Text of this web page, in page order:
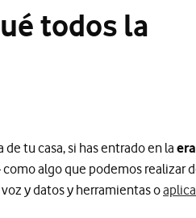
todos la
tu casa, si has entrado en la
algo que podemos realizar
y datos y herramientas o